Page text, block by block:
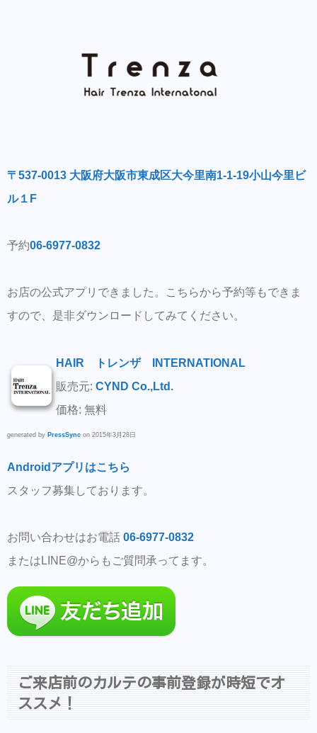
〒537-0013 大阪府大阪市東成区大今里南1-1-19小山今里ビ
ル１F
予約06-6977-0832
お店の公式アプリできました。こちらから予約等もできま
すので、是非ダウンロードしてみてください。
HAIR トレンザ INTERNATIONAL
販売元: CYND Co.,Ltd.
価格: 無料
generated by PressSync on 2015年3月28日
Androidアプリはこちら
スタッフ募集しております。
お問い合わせはお電話 06-6977-0832
またはLINE@からもご質問承ってます。
ご来店前のカルテの事前登録が時短でオ
ススメ！